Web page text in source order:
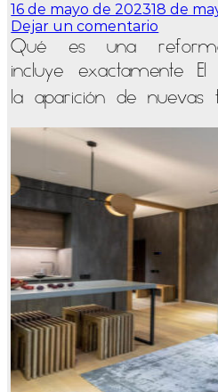
16 de mayo de 202318 de
Dejar un comentario
Qué
es
una
reforma
y
incluye
Qué es una
incluye exactamente
la aparición de